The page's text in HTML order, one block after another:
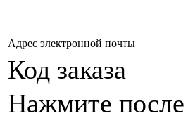
Адрес электронной почты
Код заказа
Нажмите после